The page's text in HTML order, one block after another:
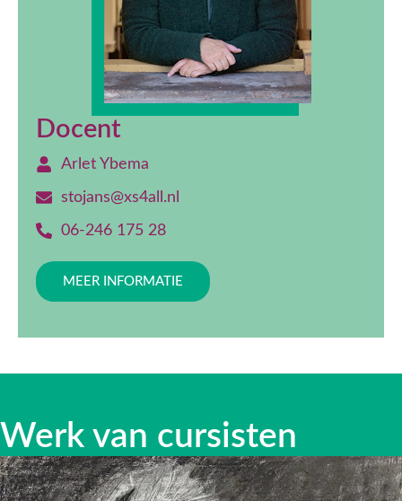
Docent
Arlet Ybema
stojans@xs4all.nl
06-246 175 28
MEER INFORMATIE
Werk van cursisten